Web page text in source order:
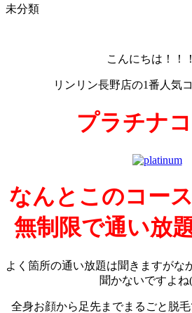
未分類
こんにちは！！
リンリン長野店の1番人気
プラチナ
なんとこのコー
無制限で通い放
よく箇所の通い放題は聞きますがな
聞かないですよね
全身お顔から足先までまるごと脱